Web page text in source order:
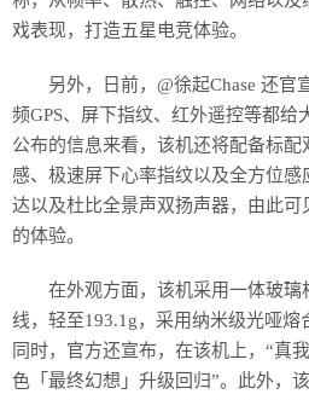
戏表现，打造五星电竞体验。
另外，日前，@徐起Chase 还官
频GPS、屏下指纹、红外遥控等都给
公布的信息来看，该机还将配备标配
感、极速屏下心率指纹以及全方位感
达以及杜比全景声双扬声器，由此
的体验。
在外观方面，该机采用一体玻璃
线，轻至193.1g，采用纳米级光哑熔
同时，官方还宣布，在该机上，“真
色「最终幻想」升级回归”。此外，